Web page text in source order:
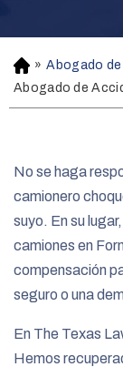
H
o
m
» Abogado
Abogado de
No se haga
camionero
suyo. En su
camiones en
compensación
seguro o una
En The Texas
Hemos